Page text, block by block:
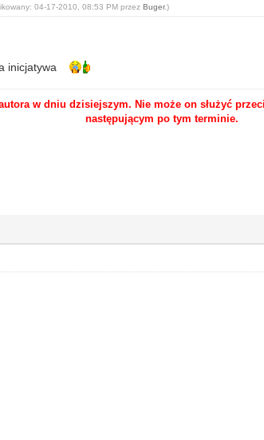
04-17-2010, 08:53 PM przezBuger.)
inicjatywa
w dniu dzisiejszym. Nie może on służyć
następującym po tym terminie.